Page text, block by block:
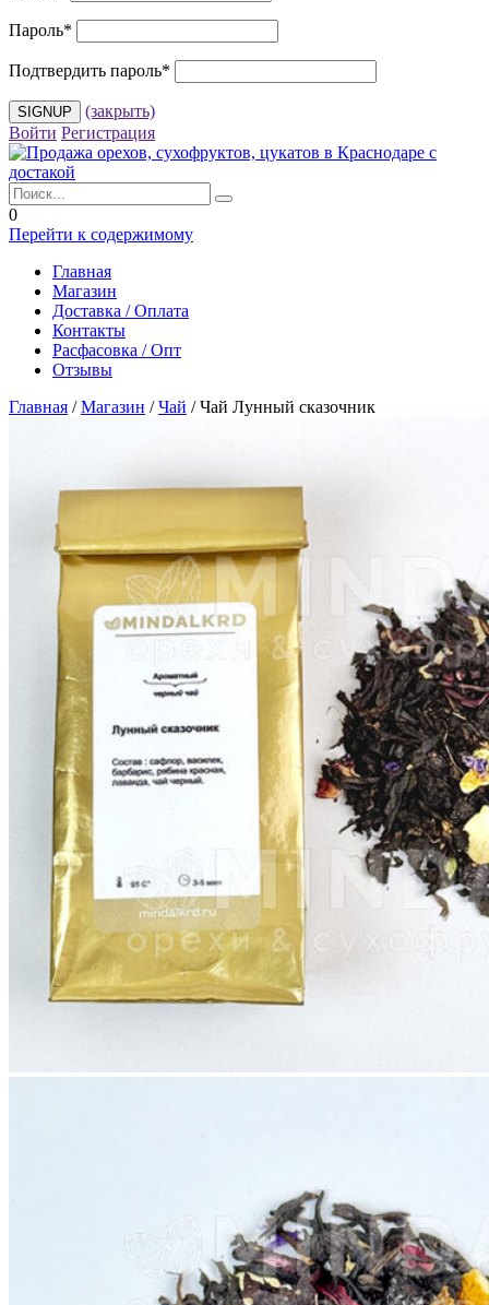
Пароль*
Подтвердить пароль*
(закрыть)
Войти Регистрация
0
Перейти к содержимому
Главная
Магазин
Доставка / Оплата
Контакты
Расфасовка / Опт
Отзывы
Главная /Магазин /Чай /Чай Лунный сказочник